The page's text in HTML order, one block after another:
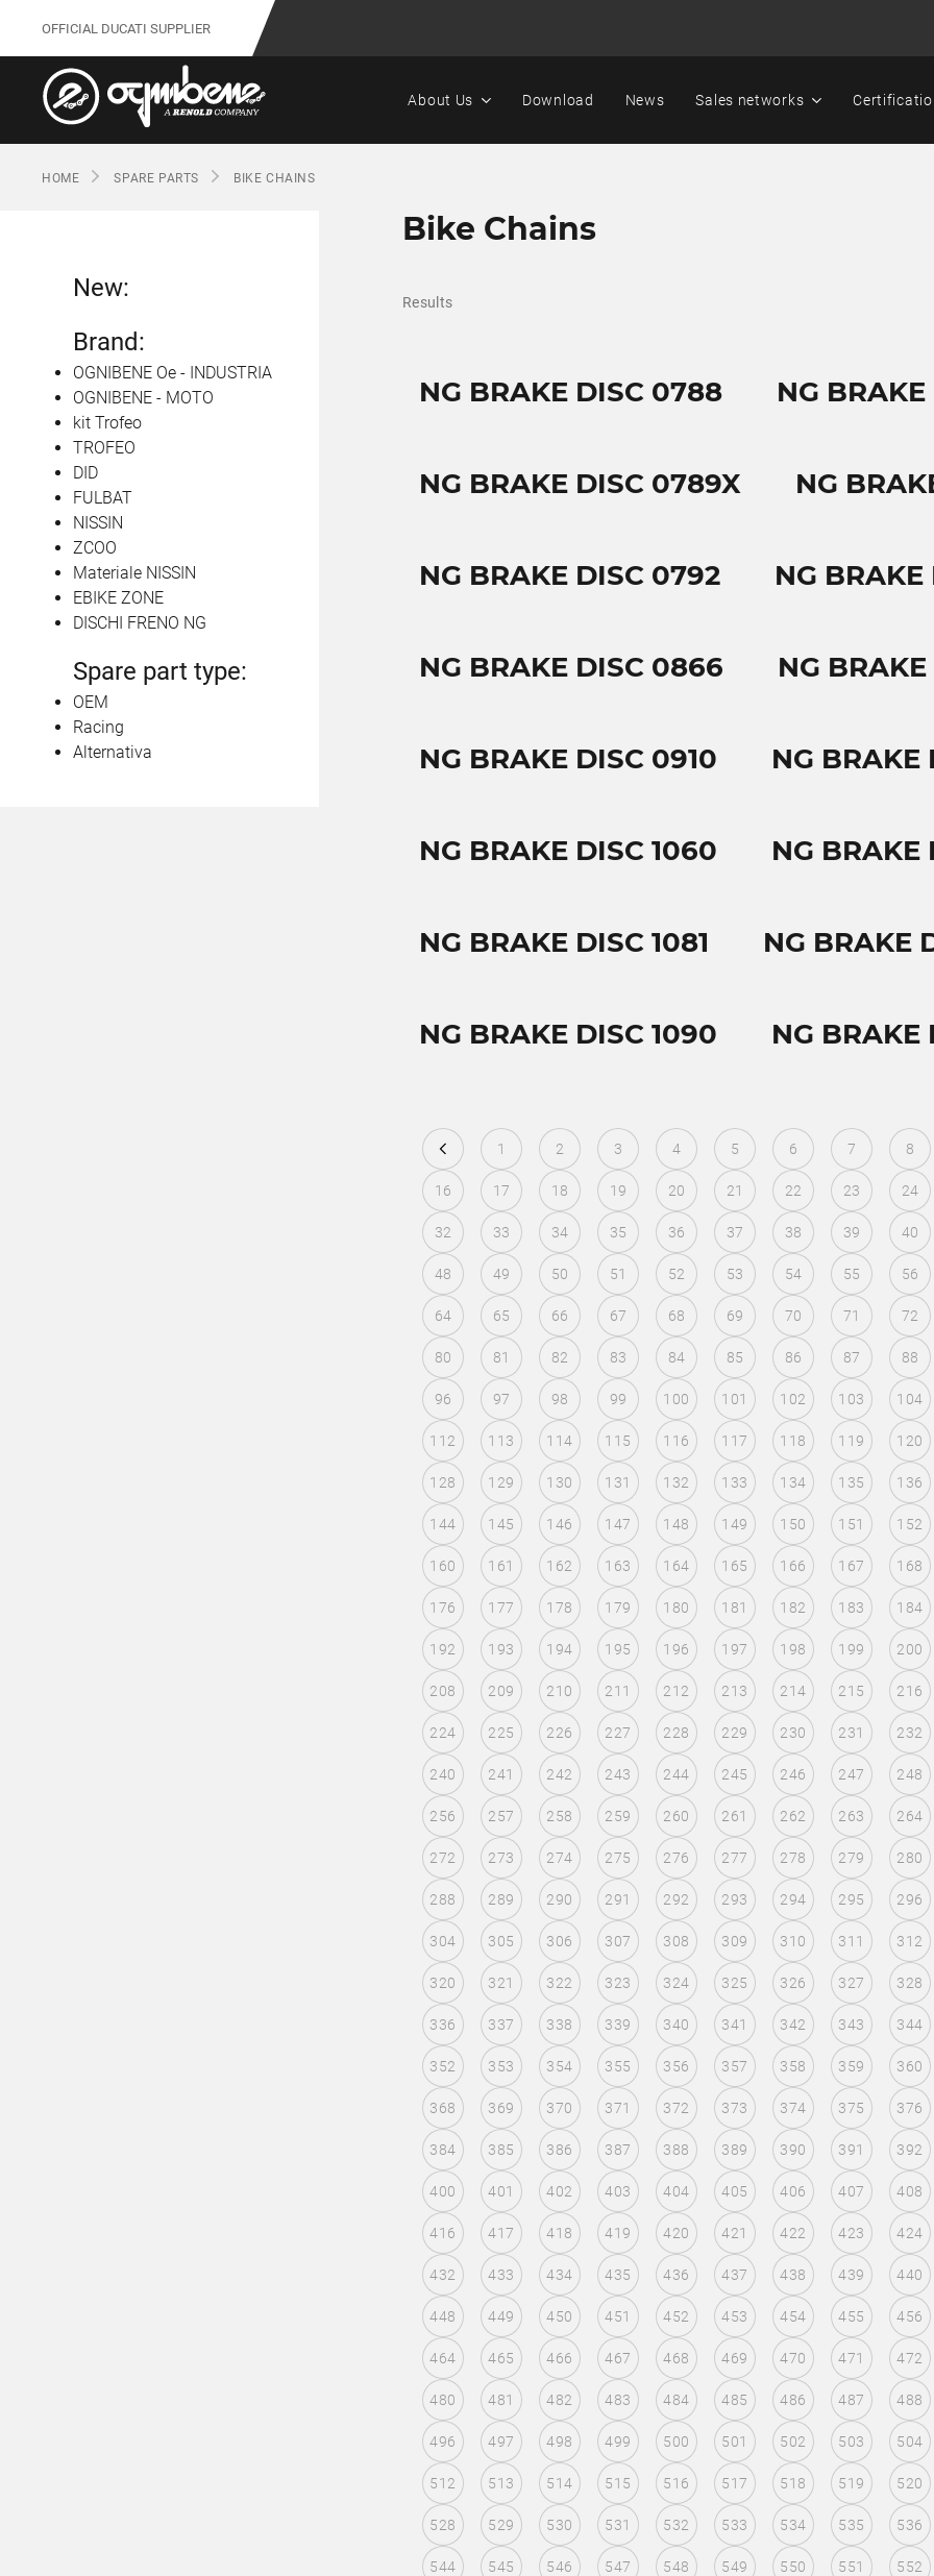
OFFICIAL DUCATI SUPPLIER
About Us Download News Sales networks
HOME SPARE PARTS BIKE CHAINS
Bike Chains
Results
NG BRAKE DISC 0788 NG
NG BRAKE DISC 0789X NG
NG BRAKE DISC 0792 NG
NG BRAKE DISC 0866 NG
NG BRAKE DISC 0910 NG BRAKE
NG BRAKE DISC 1060 NG BRAKE
NG BRAKE DISC 1081 NG BRAKE
NG BRAKE DISC 1090 NG BRAKE
1 2 3 4 5 6 7 8
16 17 18 19 20 21 22 23 24
32 33 34 35 36 37 38 39 40
48 49 50 51 52 53 54 55 56
64 65 66 67 68 69 70 71 72
80 81 82 83 84 85 86 87 88
96 97 98 99 100 101 102 103 104
112 113 114 115 116 117 118 119 120
128 129 130 131 132 133 134 135 136
144 145 146 147 148 149 150 151 152
160 161 162 163 164 165 166 167 168
176 177 178 179 180 181 182 183 184
192 193 194 195 196 197 198 199 200
208 209 210 211 212 213 214 215 216
224 225 226 227 228 229 230 231 232
240 241 242 243 244 245 246 247 248
256 257 258 259 260 261 262 263 264
272 273 274 275 276 277 278 279 280
288 289 290 291 292 293 294 295 296
304 305 306 307 308 309 310 311 312
320 321 322 323 324 325 326 327 328
336 337 338 339 340 341 342 343 344
352 353 354 355 356 357 358 359 360
368 369 370 371 372 373 374 375 376
384 385 386 387 388 389 390 391 392
400 401 402 403 404 405 406 407 408
416 417 418 419 420 421 422 423 424
432 433 434 435 436 437 438 439 440
448 449 450 451 452 453 454 455 456
464 465 466 467 468 469 470 471 472
480 481 482 483 484 485 486 487 488
496 497 498 499 500 501 502 503 504
512 513 514 515 516 517 518 519 520
528 529 530 531 532 533 534 535 536
544 545 546 547 548 549 550 551 552
New:
Brand:
OGNIBENE Oe - INDUSTRIA
OGNIBENE - MOTO
kit Trofeo
TROFEO
DID
FULBAT
NISSIN
ZCOO
Materiale NISSIN
EBIKE ZONE
DISCHI FRENO NG
Spare part type:
OEM
Racing
Alternativa